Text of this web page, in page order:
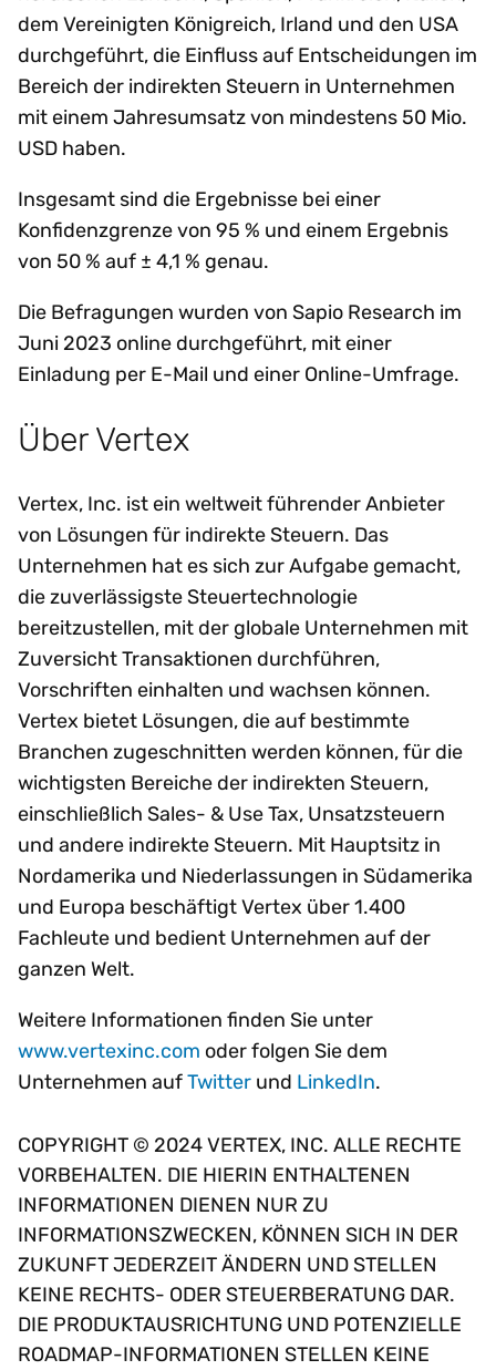
dem Vereinigten Königreich, Irland und den USA
durchgeführt, die Einfluss auf Entscheidungen im
Bereich der indirekten Steuern in Unternehmen
mit einem Jahresumsatz von mindestens 50 Mio.
USD haben.
Insgesamt sind die Ergebnisse bei einer
Konfidenzgrenze von 95 % und einem Ergebnis
von 50 % auf ± 4,1 % genau.
Die Befragungen wurden von Sapio Research im
Juni 2023 online durchgeführt, mit einer
Einladung per E-Mail und einer Online-Umfrage.
Über Vertex
Vertex, Inc. ist ein weltweit führender Anbieter
von Lösungen für indirekte Steuern. Das
Unternehmen hat es sich zur Aufgabe gemacht,
die zuverlässigste Steuertechnologie
bereitzustellen, mit der globale Unternehmen mit
Zuversicht Transaktionen durchführen,
Vorschriften einhalten und wachsen können.
Vertex bietet Lösungen, die auf bestimmte
Branchen zugeschnitten werden können, für die
wichtigsten Bereiche der indirekten Steuern,
einschließlich Sales- & Use Tax, Unsatzsteuern
und andere indirekte Steuern. Mit Hauptsitz in
Nordamerika und Niederlassungen in Südamerika
und Europa beschäftigt Vertex über 1.400
Fachleute und bedient Unternehmen auf der
ganzen Welt.
Weitere Informationen finden Sie unter
www.vertexinc.com oder folgen Sie dem
Unternehmen aufTwitter und LinkedIn.
COPYRIGHT © 2024 VERTEX, INC. ALLE RECHTE
VORBEHALTEN. DIE HIERIN ENTHALTENEN
INFORMATIONEN DIENEN NUR ZU
INFORMATIONSZWECKEN, KÖNNEN SICH IN DER
ZUKUNFT JEDERZEIT ÄNDERN UND STELLEN
KEINE RECHTS- ODER STEUERBERATUNG DAR.
DIE PRODUKTAUSRICHTUNG UND POTENZIELLE
ROADMAP-INFORMATIONEN STELLEN KEINE